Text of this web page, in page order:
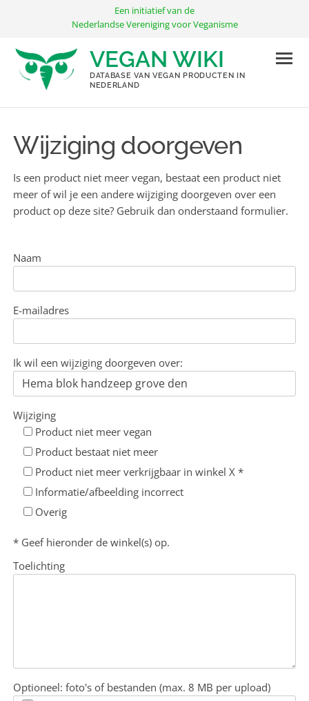
inhoud
Een initiatief van de
Nederlandse Vereniging voor Veganisme
VEGAN WIKI
DATABASE VAN VEGAN PRODUCTEN IN
NEDERLAND
Wijziging doorgeven
Is een product niet meer vegan, bestaat een product niet
meer of wil je een andere wijziging doorgeven over een
product op deze site? Gebruik dan onderstaand formulier.
Naam
E-mailadres
Ik wil een wijziging doorgeven over:
Wijziging
Product niet meer vegan
Product bestaat niet meer
Product niet meer verkrijgbaar in winkel X *
Informatie/afbeelding incorrect
Overig
* Geef hieronder de winkel(s) op.
Toelichting
Optioneel: foto's of bestanden (max. 8 MB per upload)